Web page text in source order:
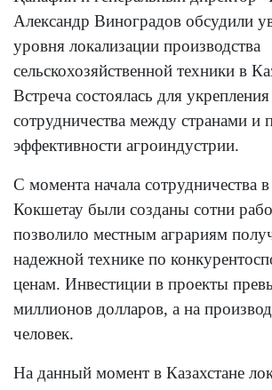
Александр Виноградов обсудили
уровня локализации производства
сельскохозяйственной техники в
Встреча состоялась для укрепления
сотрудничества между странами и
эффективности агроиндустрии.
С момента начала сотрудничества
Кокшетау были созданы сотни
позволило местным аграриям
надежной технике по
ценам. Инвестиции в проекты
миллионов долларов, а на
человек.
На данный момент в Казахстане